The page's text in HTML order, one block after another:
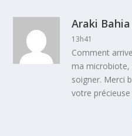
Araki Bahia
13h41
Comment
ma microbiote,
soigner. Merci
votre précieuse